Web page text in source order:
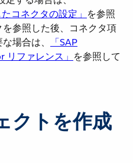
コネクタの設定」 ​を参照
参照した後、コネクタ項
場合は、​
「SAP
ファレンス」 ​を参照して
クトを作成